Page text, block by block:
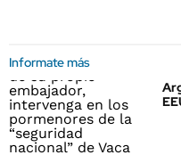
Informate más